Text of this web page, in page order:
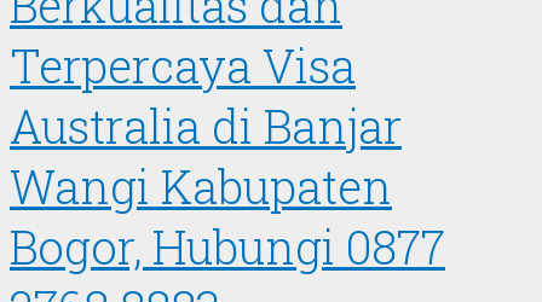
Terpercaya Visa
Australia di Banjar
Wangi Kabupaten
Bogor, Hubungi 0877